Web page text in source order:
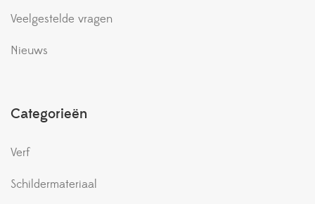
Veelgestelde vragen
Nieuws
Categorieën
Verf
Schildermateriaal